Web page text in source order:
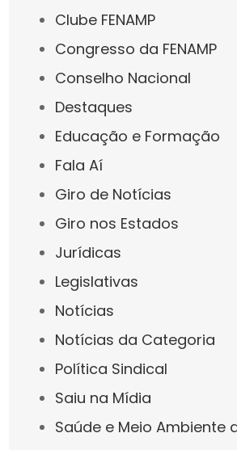
Clube FENAMP
Congresso da FENAMP
Conselho Nacional
Destaques
Educação e Formação
Fala Aí
Giro de Notícias
Giro nos Estados
Jurídicas
Legislativas
Notícias
Notícias da Categoria
Política Sindical
Saiu na Mídia
Saúde e Meio Ambiente